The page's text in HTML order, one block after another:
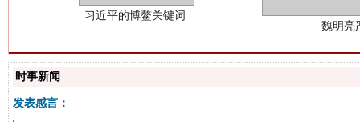
时事新闻
发表感言：